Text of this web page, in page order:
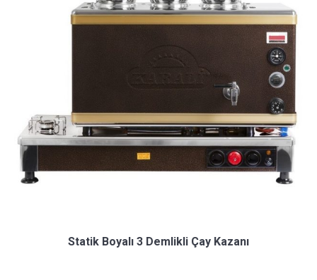
Statik Boyalı 3 Demlikli Çay Kazanı